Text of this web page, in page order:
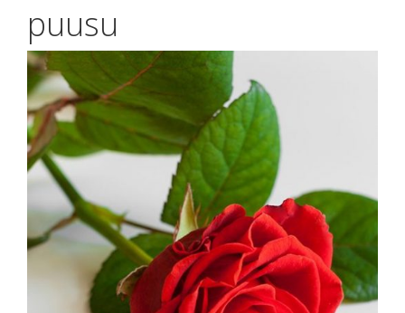
puusu